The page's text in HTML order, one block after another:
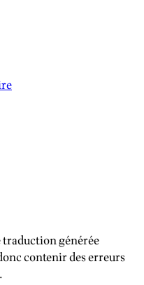
générée
contenir des erreurs